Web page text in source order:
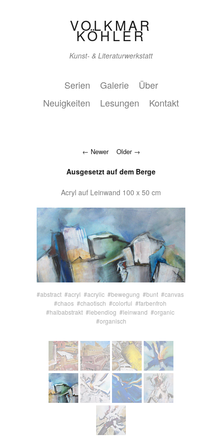
VOLKMAR
KÖHLER
Kunst- & Literaturwerkstatt
Serien Galerie
Über
Neuigkeiten
Lesungen Kontakt
Newer Older
Ausgesetzt auf dem Berge
Acryl auf Leinwand 100 x 50 cm
#abstract #acryl #acrylic #bewegung #bunt #canvas
#chaos #chaotisch #colorful #farbenfroh
#halbabstrakt #lebendiog #leinwand #organic
#organisch